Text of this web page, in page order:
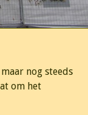
nog steeds
om het